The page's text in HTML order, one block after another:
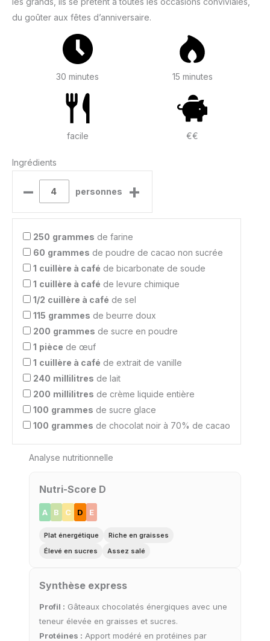
du goûter aux fêtes d’anniversaire.
30 minutes 15 minutes
facile €€
Ingrédients
– personnes +
250 grammes de farine
60 grammes de poudre de cacao non sucrée
1 cuillère à café de bicarbonate de soude
1 cuillère à café de levure chimique
1/2 cuillère à café de sel
115 grammes de beurre doux
200 grammes de sucre en poudre
1 pièce de œuf
1 cuillère à café de extrait de vanille
240 millilitres de lait
200 millilitres de crème liquide entière
100 grammes de sucre glace
100 grammes de chocolat noir à 70% de cacao
Analyse nutritionnelle
Nutri-Score D
A B C D E
Plat énergétique
Riche en graisses
Élevé en sucres
Assez salé
Synthèse express
Profil : Gâteaux chocolatés énergiques avec une
teneur élevée en graisses et sucres.
Protéines : Apport modéré en protéines par